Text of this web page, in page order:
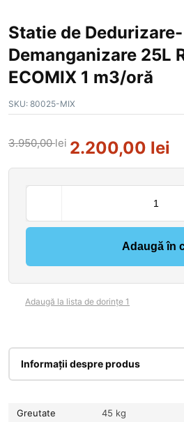
Statie de Dedurizare-
Demanganizare 25L
ECOMIX 1 m3/oră
SKU: 80025-MIX
3.950,00lei 2.200,00 lei
Adaugă în
Adaugă la lista de dorințe 1
Informații despre produs
Greutate
45 kg